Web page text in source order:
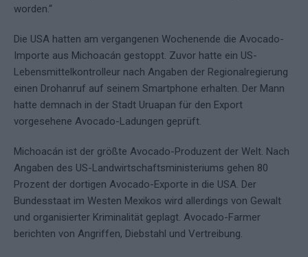
worden.“
Die USA hatten am vergangenen Wochenende die Avocado-
Importe aus Michoacán gestoppt. Zuvor hatte ein US-
Lebensmittelkontrolleur nach Angaben der Regionalregierung
einen Drohanruf auf seinem Smartphone erhalten. Der Mann
hatte demnach in der Stadt Uruapan für den Export
vorgesehene Avocado-Ladungen geprüft.
Michoacán ist der größte Avocado-Produzent der Welt. Nach
Angaben des US-Landwirtschaftsministeriums gehen 80
Prozent der dortigen Avocado-Exporte in die USA. Der
Bundesstaat im Westen Mexikos wird allerdings von Gewalt
und organisierter Kriminalität geplagt. Avocado-Farmer
berichten von Angriffen, Diebstahl und Vertreibung.